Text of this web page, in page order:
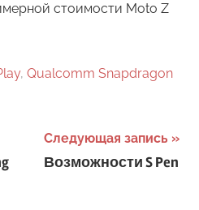
стоимости Moto Z
, Qualcomm Snapdragon
Следующая запись
Возможности S Pen